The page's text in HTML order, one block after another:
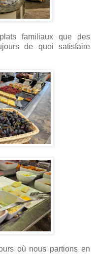
familiaux que des
de quoi satisfaire
où nous partions en